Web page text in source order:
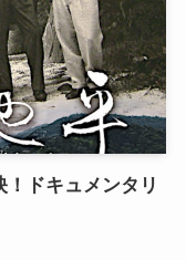
ドキュメンタリ